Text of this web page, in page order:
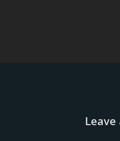
Leave